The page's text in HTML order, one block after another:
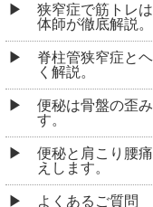
狭窄症で筋トレ
体師が徹底解説。
脊柱管狭窄症と
く解説。
便秘は骨盤の歪
す。
便秘と肩こり腰
えします。
よくあるご質問